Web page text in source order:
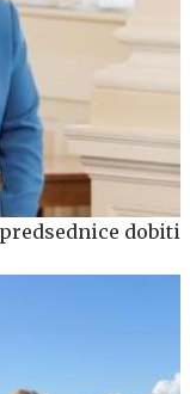
dobiti